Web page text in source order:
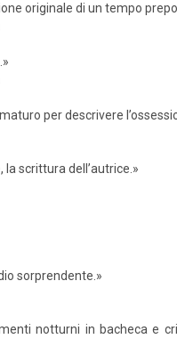
originale di un tempo
per descrivere
scrittura dell’autrice.»
sorprendente.»
notturni in bacheca e